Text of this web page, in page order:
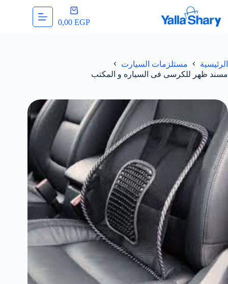
المحتوى
عربة
التسوق
0,00 EGP
الرئيسية
مستلزمات السيارت
مسند ظهر للكرسى فى السياره و المكتب